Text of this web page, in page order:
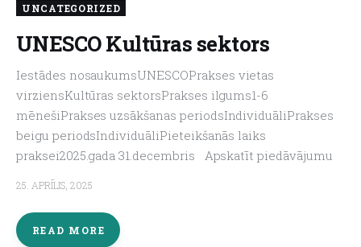
UNCATEGORIZED
UNESCO Kultūras sektors
Iestādes nosaukumsUNESCOPrakses vietas
virziensKultūras sektorsPrakses ilgums1-6
mēnešiPrakses uzsākšanas periodsIndividuāliPrakses
beigu periodsIndividuāliPieteikšanās laiks
praksei2025.gada 31.decembris Apskatīt piedāvājumu
25. APRĪLIS, 2025
READ MORE